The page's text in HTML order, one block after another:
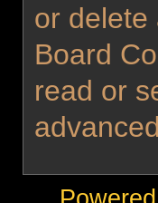
or delete
Board
read or